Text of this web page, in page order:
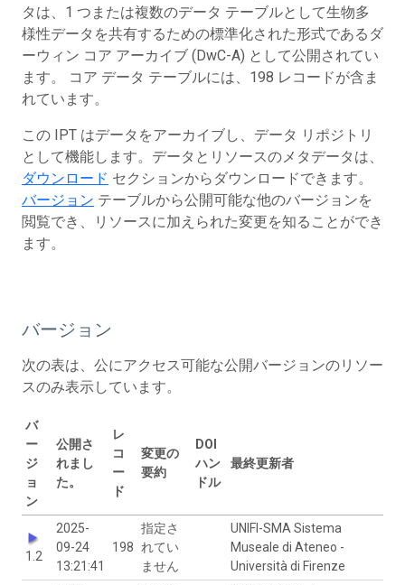
タは、1 つまたは複数のデータ テーブルとして生物多
様性データを共有するための標準化された形式であるダ
ーウィン コア アーカイブ (DwC-A) として公開されてい
ます。 コア データ テーブルには、198 レコードが含ま
れています。
この IPT はデータをアーカイブし、データ リポジトリ
として機能します。データとリソースのメタデータは、
ダウンロード セクションからダウンロードできます。
バージョン テーブルから公開可能な他のバージョンを
閲覧でき、リソースに加えられた変更を知ることができ
ます。
バージョン
次の表は、公にアクセス可能な公開バージョンのリソー
スのみ表示しています。
バ
ー
ジ
ョ
ン
公開さ
れまし
た。
レ
コ
ー
ド
変更の
要約
DOI
ハン
ドル
最終更新者
1.2
2025-
09-24
13:21:41
198
指定さ
れてい
ません
UNIFI-SMA Sistema
Museale di Ateneo -
Università di Firenze